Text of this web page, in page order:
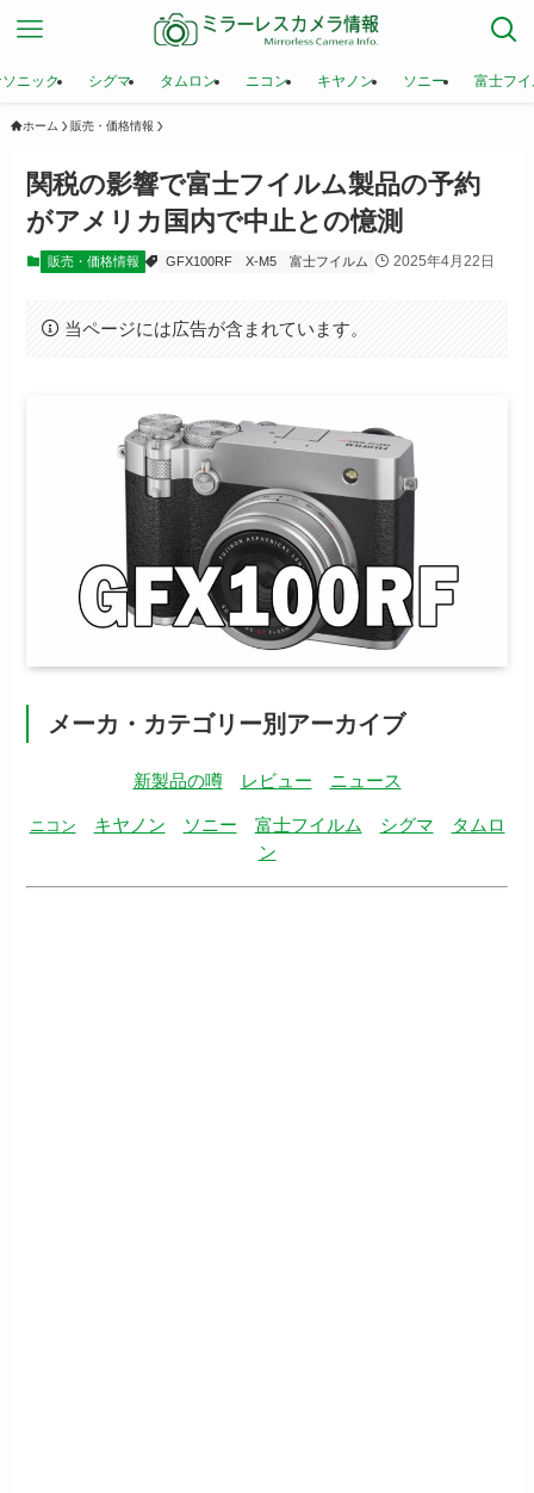
ニック シグマ タムロン ニコン キヤノン ソニー 富士フ
ホーム 販売・価格情報
関税の影響で富士フイルム製品の予約
がアメリカ国内で中止との憶測
販売・価格情報 GFX100RF X-M5 富士フイルム 2025年4月22日
当ページには広告が含まれています。
メーカ・カテゴリー別アーカイブ
新製品の噂 レビュー ニュース
ニコン キヤノン ソニー 富士フイルム シグマ
タムロ
ン